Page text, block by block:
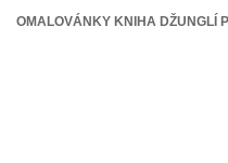
OMALOVÁNKY KNIHA DŽUNGLÍ